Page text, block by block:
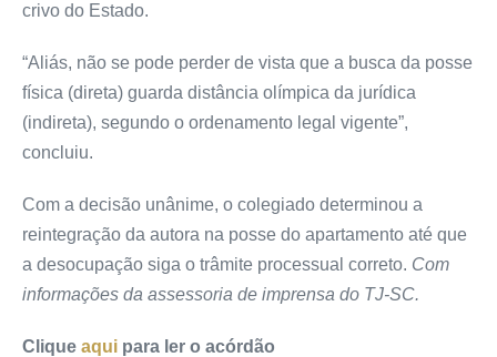
crivo do Estado.
“Aliás, não se pode perder de vista que a busca da posse
física (direta) guarda distância olímpica da jurídica
(indireta), segundo o ordenamento legal vigente”,
concluiu.
Com a decisão unânime, o colegiado determinou a
reintegração da autora na posse do apartamento até que
a desocupação siga o trâmite processual correto. Com
informações da assessoria de imprensa do TJ-SC.
Clique aqui para ler o acórdão